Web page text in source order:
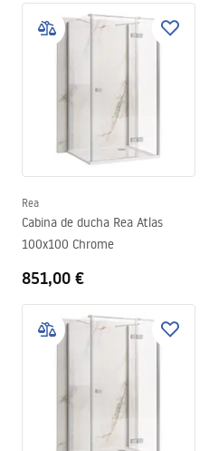
Rea
Cabina de ducha Rea Atlas
100x100 Chrome
851,00 €